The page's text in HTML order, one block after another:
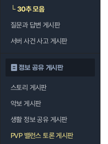
└30추 모음
질문과 답변 게시판
서버 사건 사고 게시판
정보 공유 게시판
스토리 게시판
악보 게시판
생활 정보 공유 게시판
PVP 밸런스 토론 게시판